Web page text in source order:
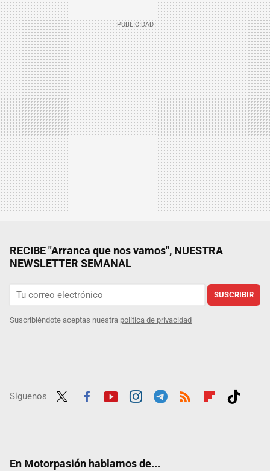
RECIBE "Arranca que nos vamos", NUESTRA
NEWSLETTER SEMANAL
SUSCRIBIR
Suscribiéndote aceptas nuestra política de privacidad
Síguenos
En Motorpasión hablamos de...